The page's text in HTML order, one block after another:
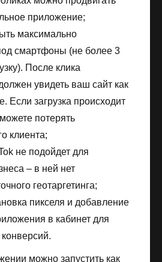
приложение;
максимально
смартфоны (не более 3
После клика
увидеть ваш сайт как
Если загрузка происходит
потерять
клиента;
не подойдет для
– в ней нет
геотаргетинга;
пикселя и добавление
в кабинет для
можно запустить как